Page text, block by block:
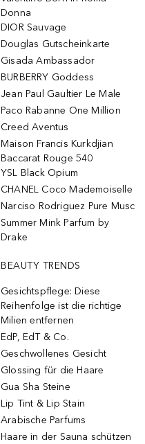
Donna
DIOR Sauvage
Douglas Gutscheinkarte
Gisada Ambassador
BURBERRY Goddess
Jean Paul Gaultier Le Male
Paco Rabanne One Million
Creed Aventus
Maison Francis Kurkdjian
Baccarat Rouge 540
YSL Black Opium
CHANEL Coco Mademoiselle
Narciso Rodriguez Pure Musc
Summer Mink Parfum by
Drake
BEAUTY TRENDS
Gesichtspflege: Diese
Reihenfolge ist die richtige
Milien entfernen
EdP, EdT & Co.
Geschwollenes Gesicht
Glossing für die Haare
Gua Sha Steine
Lip Tint & Lip Stain
Arabische Parfums
Haare in der Sauna schützen